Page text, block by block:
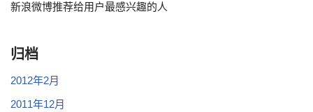
新浪微博推荐给用户最感兴趣的人
归档
2012年2月
2011年12月